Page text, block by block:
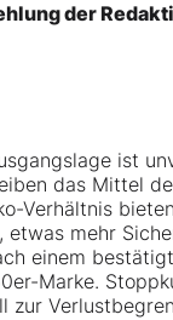
der
ist
das Mittel
Verhältnis
etwas mehr
einem
Marke.
zur